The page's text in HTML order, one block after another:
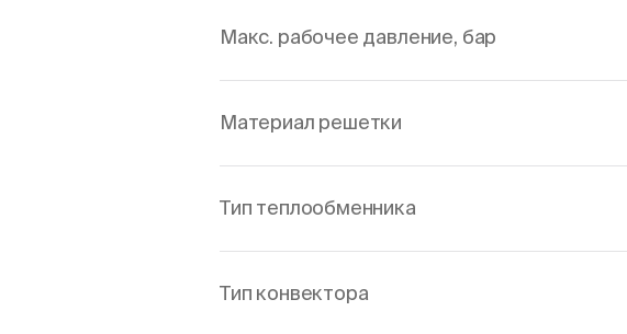
Макс. рабочее давление, бар
Материал решетки
Тип теплообменника
Тип конвектора